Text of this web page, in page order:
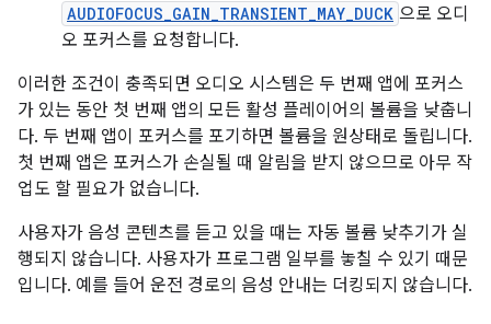
AUDIOFOCUS_GAIN_TRANSIENT_MAY_DUCK 으로 오디
오 포커스를 요청합니다.
이러한 조건이 충족되면 오디오 시스템은 두 번째 앱에 포커스
가 있는 동안 첫 번째 앱의 모든 활성 플레이어의 볼륨을 낮춥니
다. 두 번째 앱이 포커스를 포기하면 볼륨을 원상태로 돌립니다.
첫 번째 앱은 포커스가 손실될 때 알림을 받지 않으므로 아무 작
업도 할 필요가 없습니다.
사용자가 음성 콘텐츠를 듣고 있을 때는 자동 볼륨 낮추기가 실
행되지 않습니다. 사용자가 프로그램 일부를 놓칠 수 있기 때문
입니다. 예를 들어 운전 경로의 음성 안내는 더킹되지 않습니다.